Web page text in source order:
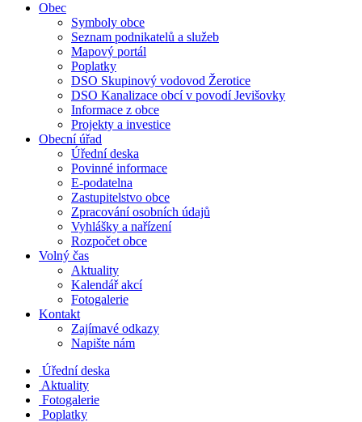
Obec
Symboly obce
Seznam podnikatelů a služeb
Mapový portál
Poplatky
DSO Skupinový vodovod Žerotice
DSO Kanalizace obcí v povodí Jevišovky
Informace z obce
Projekty a investice
Obecní úřad
Úřední deska
Povinné informace
E-podatelna
Zastupitelstvo obce
Zpracování osobních údajů
Vyhlášky a nařízení
Rozpočet obce
Volný čas
Aktuality
Kalendář akcí
Fotogalerie
Kontakt
Zajímavé odkazy
Napište nám
Úřední deska
Aktuality
Fotogalerie
Poplatky